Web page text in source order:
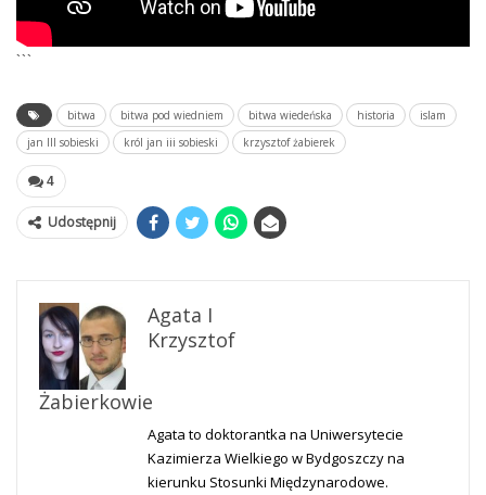
```
bitwa bitwa pod wiedniem bitwa wiedeńska historia
islam
jan III sobieski
król jan iii sobieski krzysztof żabierek
4
Udostępnij
Agata I
Krzysztof
Żabierkowie
Agata to doktorantka na Uniwersytecie
Kazimierza Wielkiego w Bydgoszczy na
kierunku Stosunki Międzynarodowe.